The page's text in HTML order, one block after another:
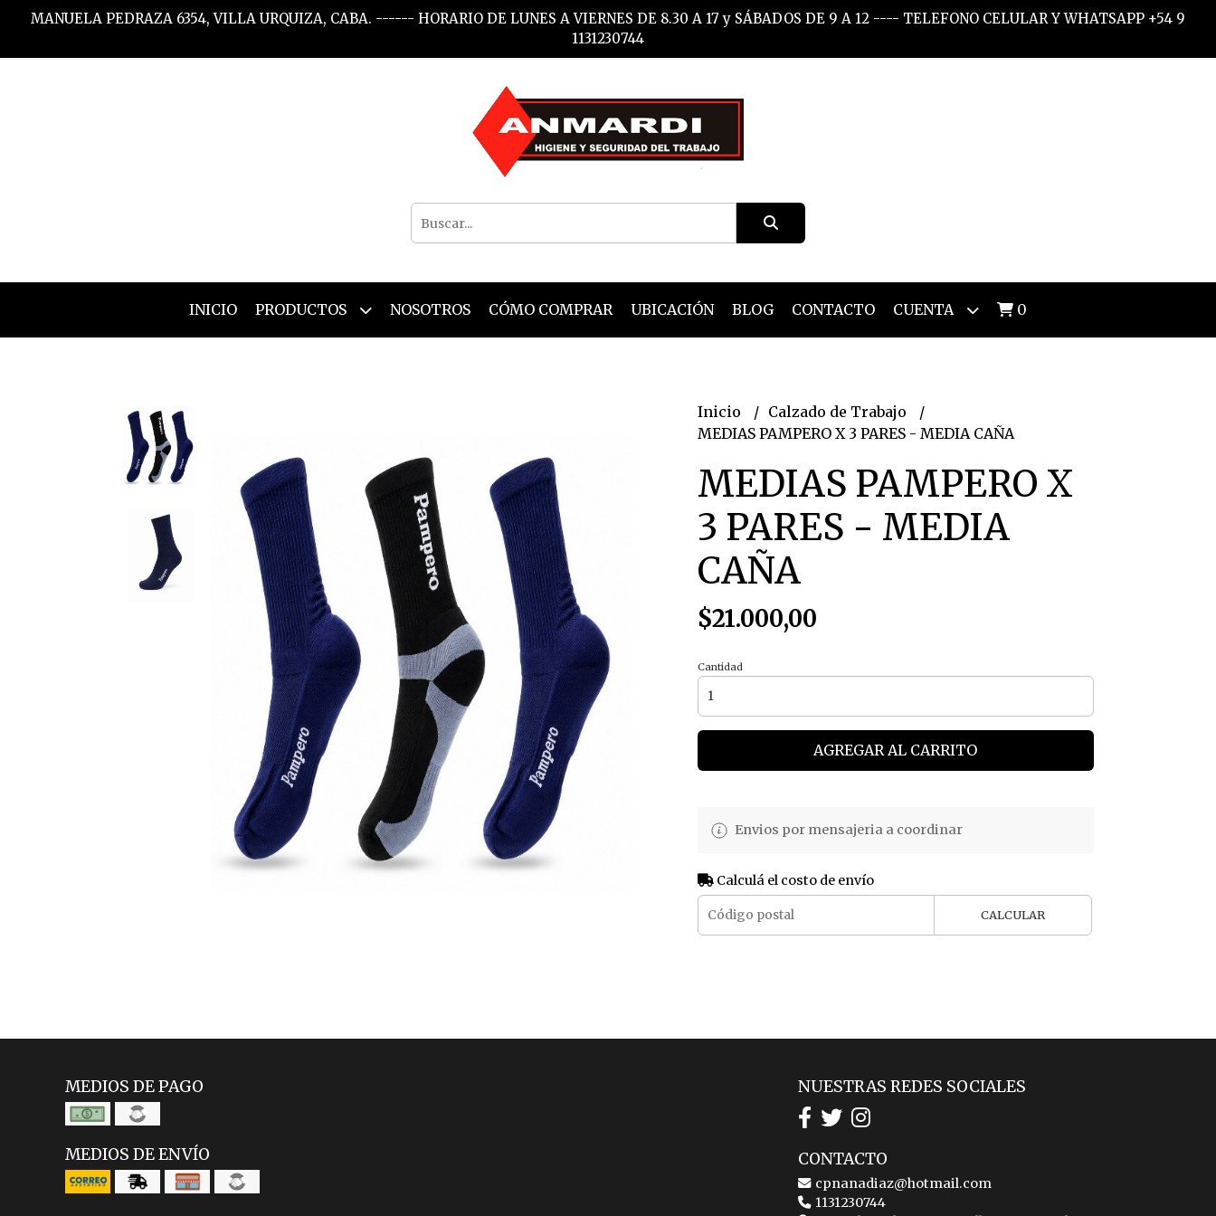
MANUELA PEDRAZA 6354, VILLA URQUIZA, CABA. ------ HORARIO DE LUNES A VIERNES DE 8.30 A 17 y SÁBADOS DE 9 A 12 ---- TELEFONO CELULAR Y WHATSAPP +54 9
1131230744
INICIO PRODUCTOS NOSOTROS CÓMO COMPRAR UBICACIÓN BLOG CONTACTO CUENTA 0
Inicio
Calzado de Trabajo
MEDIAS PAMPERO X 3 PARES - MEDIA CAÑA
MEDIAS PAMPERO X
3 PARES - MEDIA
CAÑA
$21.000,00
Cantidad
AGREGAR AL CARRITO
Envios por mensajeria a coordinar
Calculá el costo de envío
CALCULAR
MEDIOS DE PAGO
MEDIOS DE ENVÍO
NUESTRAS REDES SOCIALES
CONTACTO
cpnanadiaz@hotmail.com
1131230744